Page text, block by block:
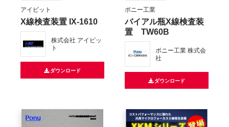
アイビット
X線検査装置 IX-1610
株式会社 アイビッ
ト
ダウンロード
ポニー工業
バイアル瓶X線検査装
置 TW60B
ポニー工業 株式会
社
ダウンロード